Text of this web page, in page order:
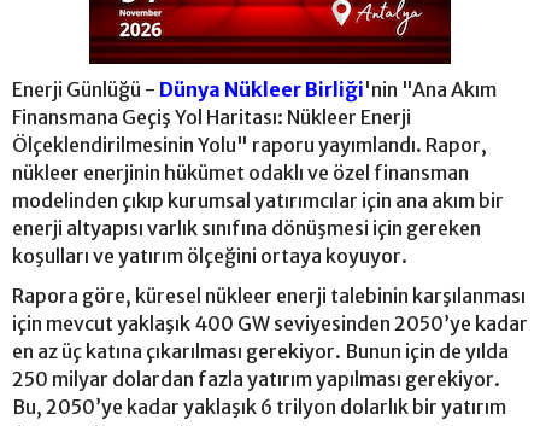
Enerji Günlüğü - Dünya Nükleer Birliği'nin "Ana Akım
Finansmana Geçiş Yol Haritası: Nükleer Enerji
Ölçeklendirilmesinin Yolu" raporu yayımlandı. Rapor,
nükleer enerjinin hükümet odaklı ve özel finansman
modelinden çıkıp kurumsal yatırımcılar için ana akım bir
enerji altyapısı varlık sınıfına dönüşmesi için gereken
koşulları ve yatırım ölçeğini ortaya koyuyor.
Rapora göre, küresel nükleer enerji talebinin karşılanması
için mevcut yaklaşık 400 GW seviyesinden 2050’ye kadar
en az üç katına çıkarılması gerekiyor. Bunun için de yılda
250 milyar dolardan fazla yatırım yapılması gerekiyor.
Bu, 2050’ye kadar yaklaşık 6 trilyon dolarlık bir yatırım